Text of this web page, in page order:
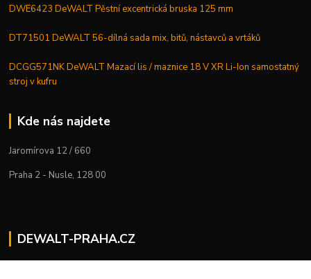
DWE6423 DeWALT Pěstní excentrická bruska 125 mm
DT71501 DeWALT 56-dílná sada mix, bitů, nástavců a vrtáků
DCGG571NK DeWALT Mazací lis / maznice 18 V XR Li-Ion samostatný
stroj v kufru
Kde nás najdete
Jaromírova 12 / 660
Praha 2 - Nusle, 128 00
DEWALT-PRAHA.CZ